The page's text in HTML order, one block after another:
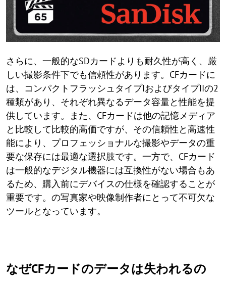
さらに、一般的なSDカードよりも耐久性が高く、厳
しい撮影条件下でも信頼性があります。CFカードに
は、コンパクトフラッシュタイプIおよびタイプIIの2
種類があり、それぞれ異なるデータ容量と性能を提
供しています。また、CFカードは他の記憶メディア
と比較して比較的高価ですが、その信頼性と高速性
能により、プロフェッショナルな撮影やデータの重
要な保存には最適な選択肢です。一方で、CFカード
は一般的なデジタル機器には互換性がない場合もあ
るため、購入前にデバイスの仕様を確認することが
重要です。の写真家や映像制作者にとって不可欠な
ツールとなっています。
なぜCFカードのデータは失われるの